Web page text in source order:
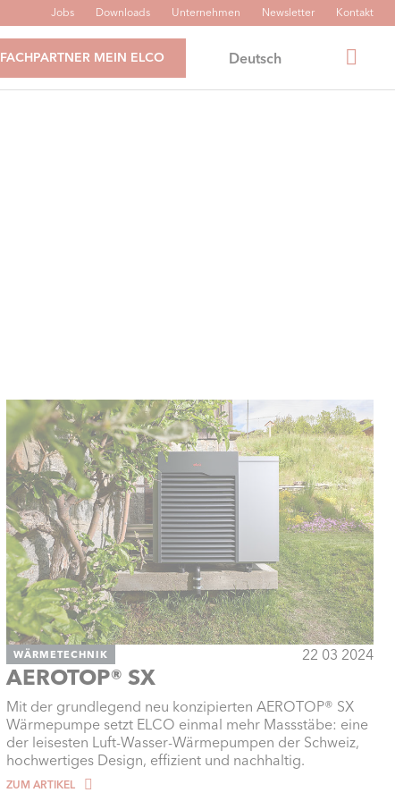
Jobs Downloads Unternehmen Newsletter Kontakt
FACHPARTNER MEIN ELCO Deutsch
WÄRMETECHNIK 22 03 2024
AEROTOP® SX
Mit der grundlegend neu konzipierten AEROTOP® SX
Wärmepumpe setzt ELCO einmal mehr Massstäbe: eine
der leisesten Luft-Wasser-Wärmepumpen der Schweiz,
hochwertiges Design, effizient und nachhaltig.
ZUM ARTIKEL